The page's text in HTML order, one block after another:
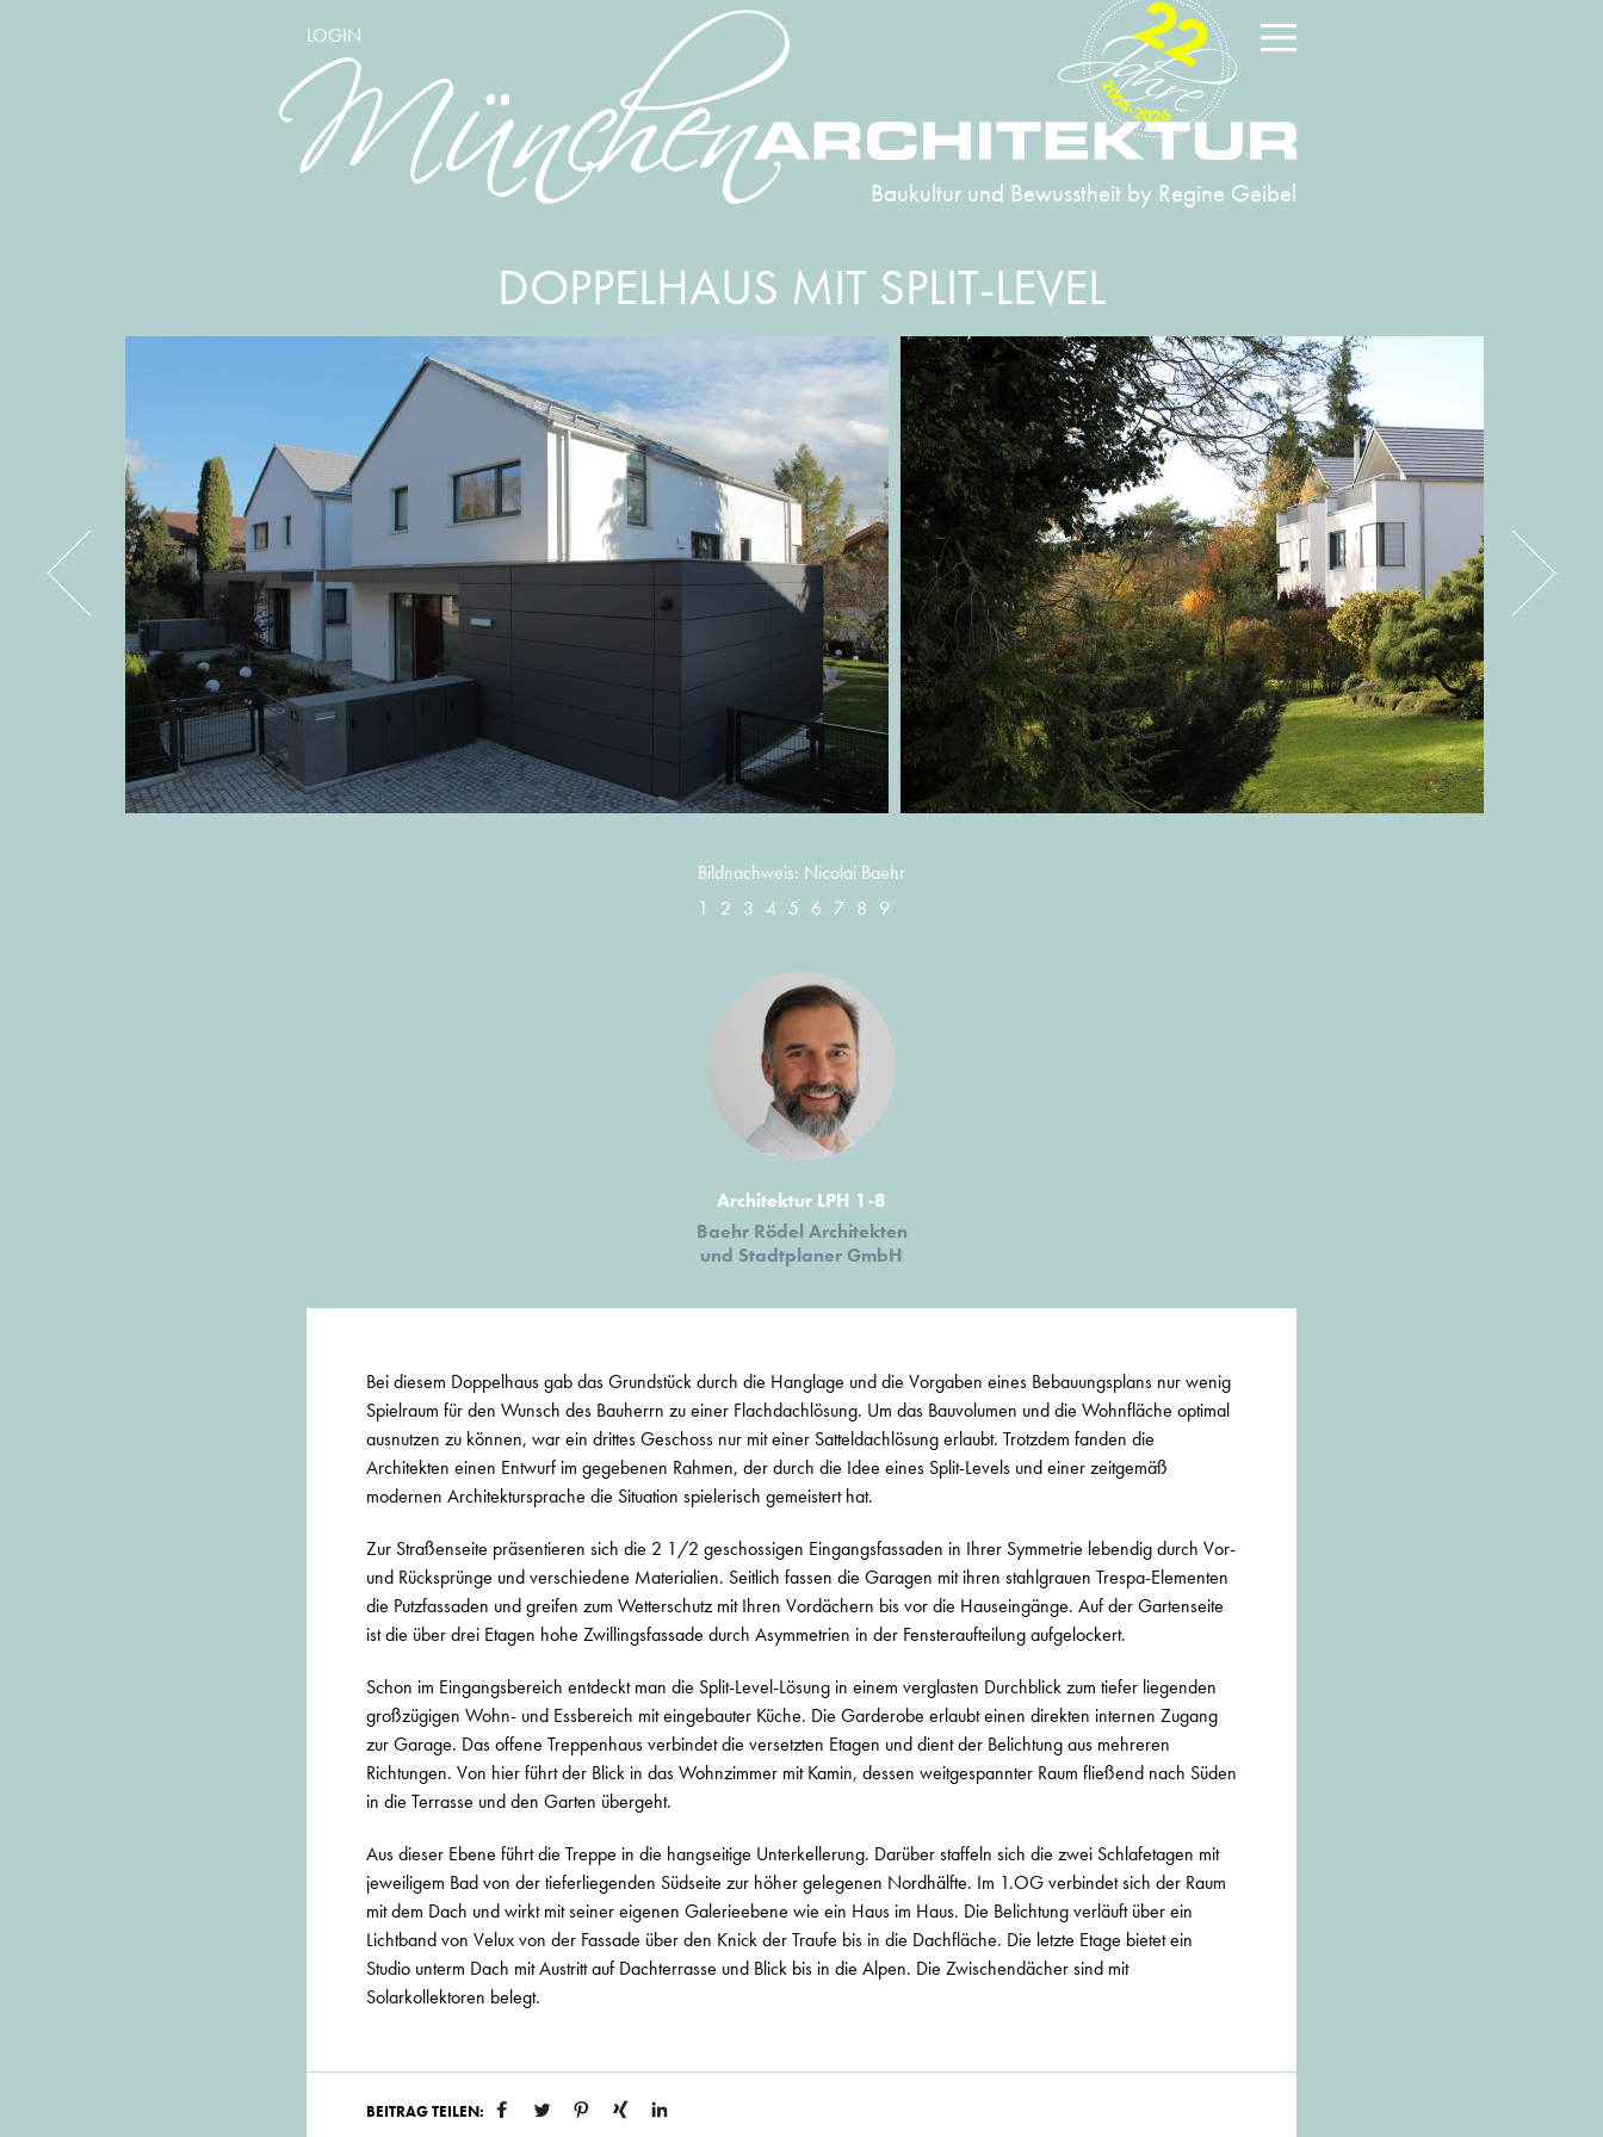
LOGIN
Baukultur und Bewusstheit by Regine Geibel
2004-2026
22
DOPPELHAUS MIT SPLIT-LEVEL
Bildnachweis: Nicolai Baehr
1
2 3 4 5 6 7 8 9
Architektur LPH 1-8
Baehr Rödel Architekten
und Stadtplaner GmbH
Bei diesem Doppelhaus gab das Grundstück durch die Hanglage und die Vorgaben eines Bebauungsplans nur wenig
Spielraum für den Wunsch des Bauherrn zu einer Flachdachlösung. Um das Bauvolumen und die Wohnfläche optimal
ausnutzen zu können, war ein drittes Geschoss nur mit einer Satteldachlösung erlaubt. Trotzdem fanden die
Architekten einen Entwurf im gegebenen Rahmen, der durch die Idee eines Split-Levels und einer zeitgemäß
modernen Architektursprache die Situation spielerisch gemeistert hat.
Zur Straßenseite präsentieren sich die 2 1/2 geschossigen Eingangsfassaden in Ihrer Symmetrie lebendig durch Vor-
und Rücksprünge und verschiedene Materialien. Seitlich fassen die Garagen mit ihren stahlgrauen Trespa-Elementen
die Putzfassaden und greifen zum Wetterschutz mit Ihren Vordächern bis vor die Hauseingänge. Auf der Gartenseite
ist die über drei Etagen hohe Zwillingsfassade durch Asymmetrien in der Fensteraufteilung aufgelockert.
Schon im Eingangsbereich entdeckt man die Split-Level-Lösung in einem verglasten Durchblick zum tiefer liegenden
großzügigen Wohn- und Essbereich mit eingebauter Küche. Die Garderobe erlaubt einen direkten internen Zugang
zur Garage. Das offene Treppenhaus verbindet die versetzten Etagen und dient der Belichtung aus mehreren
Richtungen. Von hier führt der Blick in das Wohnzimmer mit Kamin, dessen weitgespannter Raum fließend nach Süden
in die Terrasse und den Garten übergeht.
Aus dieser Ebene führt die Treppe in die hangseitige Unterkellerung. Darüber staffeln sich die zwei Schlafetagen mit
jeweiligem Bad von der tieferliegenden Südseite zur höher gelegenen Nordhälfte. Im 1.OG verbindet sich der Raum
mit dem Dach und wirkt mit seiner eigenen Galerieebene wie ein Haus im Haus. Die Belichtung verläuft über ein
Lichtband von Velux von der Fassade über den Knick der Traufe bis in die Dachfläche. Die letzte Etage bietet ein
Studio unterm Dach mit Austritt auf Dachterrasse und Blick bis in die Alpen. Die Zwischendächer sind mit
Solarkollektoren belegt.
BEITRAG TEILEN: